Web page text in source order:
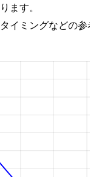
ます。
イミングなどの